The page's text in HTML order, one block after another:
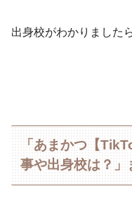
出身校がわかりました
「あまかつ【
事や出身校は？」